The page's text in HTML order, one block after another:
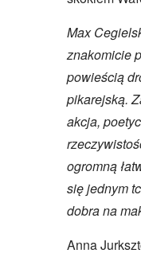
Max
znakomicie
powieścią
pikarejską.
akcja,
ogromną
się jednym
dobra na
Anna